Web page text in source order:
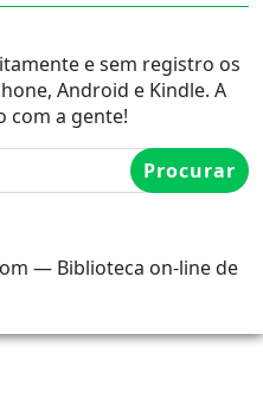
e sem registro os
Android e Kindle. A
com a gente!
Procurar
— Biblioteca on-line de